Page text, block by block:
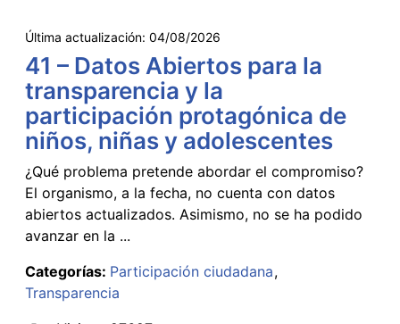
Última actualización: 04/08/2026
41 – Datos Abiertos para la
transparencia y la
participación protagónica de
niños, niñas y adolescentes
¿Qué problema pretende abordar el compromiso?
El organismo, a la fecha, no cuenta con datos
abiertos actualizados. Asimismo, no se ha podido
avanzar en la ...
Categorías: Participación ciudadana
Transparencia